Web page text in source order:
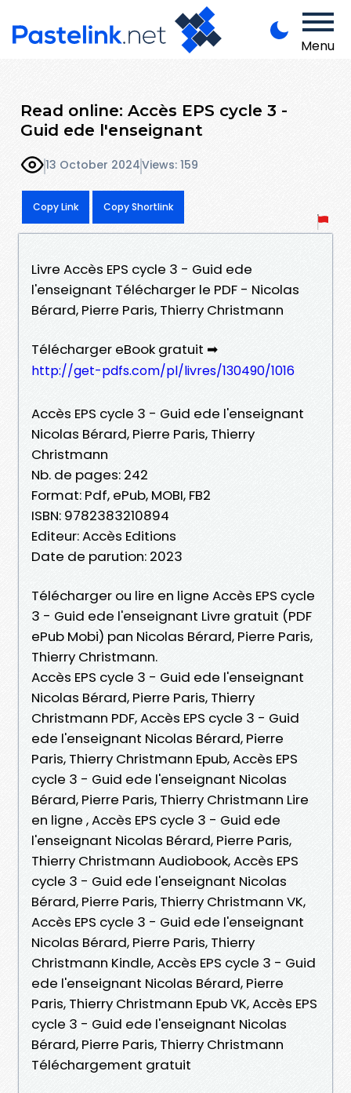
Menu
Read online: Accès EPS cycle 3 -
Guid ede l'enseignant
13 October 2024Views: 159
Copy Link Copy Shortlink
Livre Accès EPS cycle 3 - Guid ede
l'enseignant Télécharger le PDF - Nicolas
Bérard, Pierre Paris, Thierry Christmann
Télécharger eBook gratuit ➡
http://get-pdfs.com/pl/livres/130490/1016
Accès EPS cycle 3 - Guid ede l'enseignant
Nicolas Bérard, Pierre Paris, Thierry
Christmann
Nb. de pages: 242
Format: Pdf, ePub, MOBI, FB2
ISBN: 9782383210894
Editeur: Accès Editions
Date de parution: 2023
Télécharger ou lire en ligne Accès EPS cycle
3 - Guid ede l'enseignant Livre gratuit (PDF
ePub Mobi) pan Nicolas Bérard, Pierre Paris,
Thierry Christmann.
Accès EPS cycle 3 - Guid ede l'enseignant
Nicolas Bérard, Pierre Paris, Thierry
Christmann PDF, Accès EPS cycle 3 - Guid
ede l'enseignant Nicolas Bérard, Pierre
Paris, Thierry Christmann Epub, Accès EPS
cycle 3 - Guid ede l'enseignant Nicolas
Bérard, Pierre Paris, Thierry Christmann Lire
en ligne , Accès EPS cycle 3 - Guid ede
l'enseignant Nicolas Bérard, Pierre Paris,
Thierry Christmann Audiobook, Accès EPS
cycle 3 - Guid ede l'enseignant Nicolas
Bérard, Pierre Paris, Thierry Christmann VK,
Accès EPS cycle 3 - Guid ede l'enseignant
Nicolas Bérard, Pierre Paris, Thierry
Christmann Kindle, Accès EPS cycle 3 - Guid
ede l'enseignant Nicolas Bérard, Pierre
Paris, Thierry Christmann Epub VK, Accès EPS
cycle 3 - Guid ede l'enseignant Nicolas
Bérard, Pierre Paris, Thierry Christmann
Téléchargement gratuit